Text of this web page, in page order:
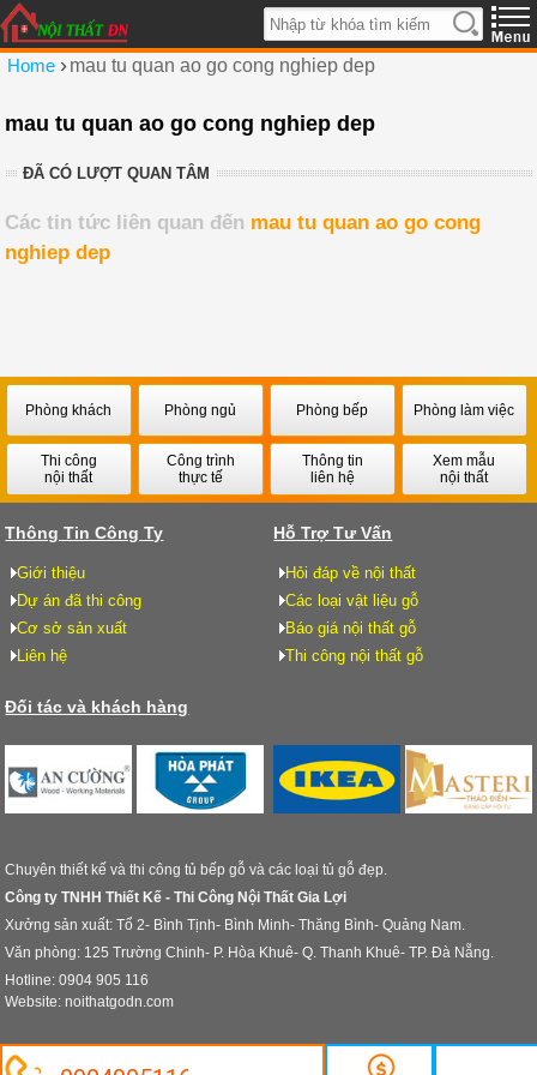
Home ›mau tu quan ao go cong nghiep dep
mau tu quan ao go cong nghiep dep
ĐÃ CÓ LƯỢT QUAN TÂM
Các tin tức liên quan đến mau tu quan ao go cong
nghiep dep
Phòng khách Phòng ngủ Phòng bếp Phòng làm việc
Thi công
nội thất
Công trình
thực tế
Thông tin
liên hệ
Xem mẫu
nội thất
Thông Tin Công Ty
Giới thiệu
Dự án đã thi công
Cơ sở sản xuất
Liên hệ
Hỗ Trợ Tư Vấn
Hỏi đáp về nội thất
Các loại vật liệu gỗ
Báo giá nội thất gỗ
Thi công nội thất gỗ
Đối tác và khách hàng
Chuyên thiết kế và thi công tủ bếp gỗ và các loại tủ gỗ đẹp.
Công ty TNHH Thiết Kế - Thi Công Nội Thất Gia Lợi
Xưởng sản xuất: Tổ 2- Bình Tịnh- Bình Minh- Thăng Bình- Quảng Nam.
Văn phòng: 125 Trường Chinh- P. Hòa Khuê- Q. Thanh Khuê- TP. Đà Nẵng.
Hotline: 0904 905 116
Website: noithatgodn.com
© Design by Noi That Go Da Nang. All rights reserved.